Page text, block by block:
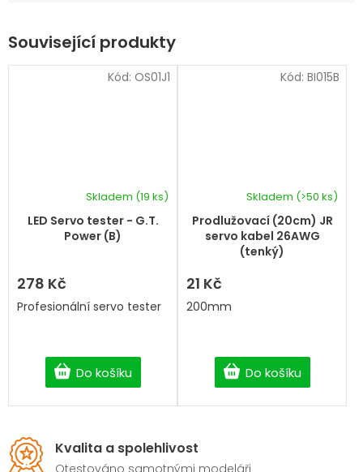
Související produkty
LED Servo tester - G.T.
Power (B)
Skladem (19 ks)
278 Kč
Do košíku
Profesionální servo tester
Kód: OS01J1
Prodlužovací (20cm) JR
servo kabel 26AWG
(tenký)
Skladem (>50 ks)
21 Kč
Do košíku
200mm
Kód: BI015B
Kvalita a spolehlivost
Otestováno samotnými modeláři